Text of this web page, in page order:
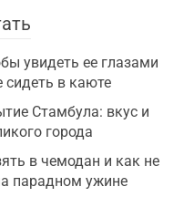
увидеть ее глазами
сидеть в каюте
Стамбула: вкус и
города
в чемодан и как не
парадном ужине